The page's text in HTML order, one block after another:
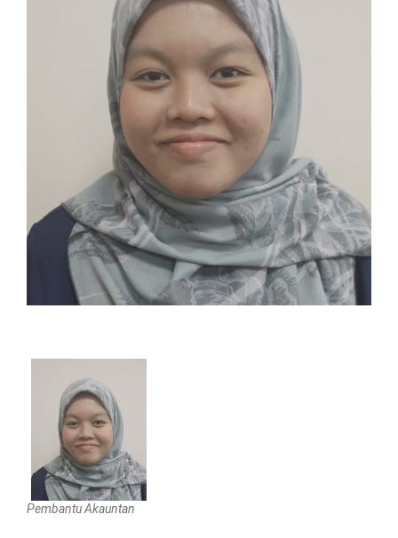
Pembantu Akauntan